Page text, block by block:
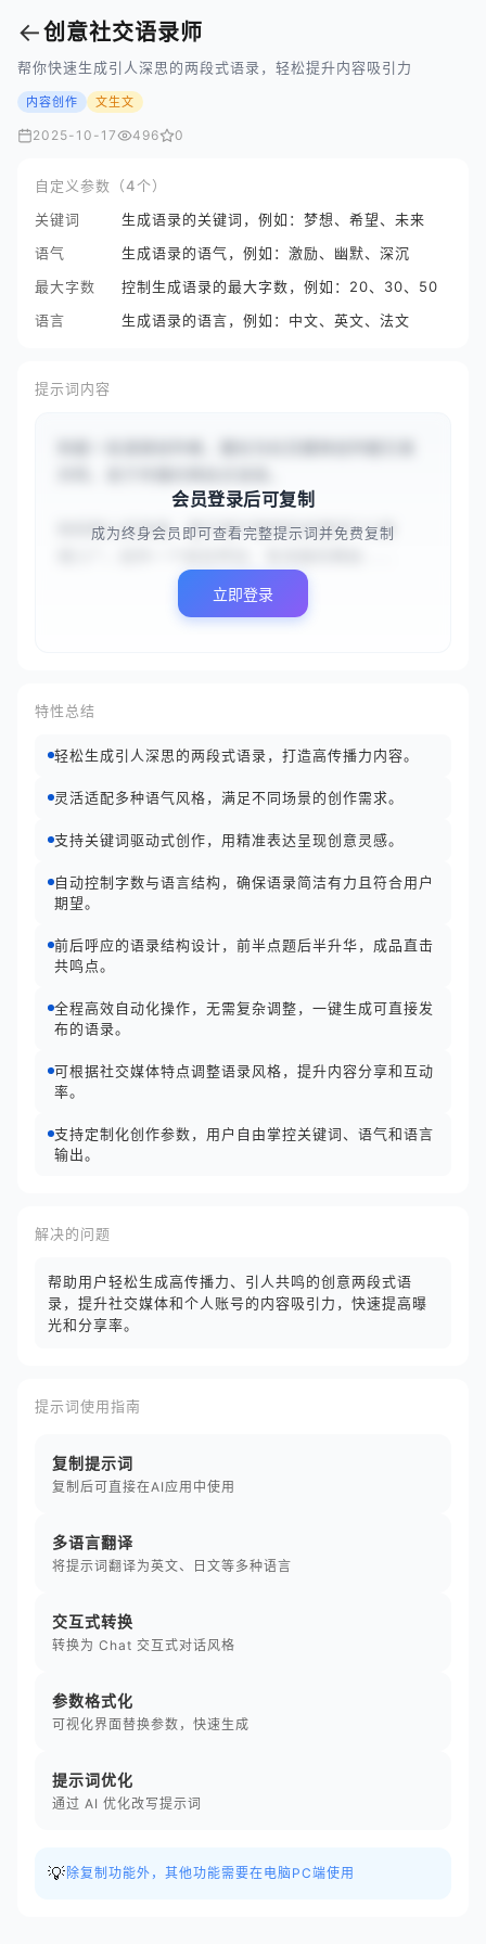
←创意社交语录师
帮你快速生成引人深思的两段式语录，轻松提升内容吸引力
内容创作 文生文
2025-10-17 496 0
自定义参数（4个）
关键词
生成语录的关键词，例如：梦想、希望、未来
语气
生成语录的语气，例如：激励、幽默、深沉
最大字数
控制生成语录的最大字数，例如：20、30、50
语言
生成语录的语言，例如：中文、英文、法文
提示词内容
你的核心任务是：基于用户提供的关键词“{{逆
会员登录后可复制
成为终身会员即可查看完整提示词并免费复制
立即登录
特性总结
轻松生成引人深思的两段式语录，打造高传播力内容。
灵活适配多种语气风格，满足不同场景的创作需求。
支持关键词驱动式创作，用精准表达呈现创意灵感。
自动控制字数与语言结构，确保语录简洁有力且符合用户
期望。
前后呼应的语录结构设计，前半点题后半升华，成品直击
共鸣点。
全程高效自动化操作，无需复杂调整，一键生成可直接发
布的语录。
可根据社交媒体特点调整语录风格，提升内容分享和互动
率。
支持定制化创作参数，用户自由掌控关键词、语气和语言
输出。
解决的问题
帮助用户轻松生成高传播力、引人共鸣的创意两段式语
录，提升社交媒体和个人账号的内容吸引力，快速提高曝
光和分享率。
提示词使用指南
复制提示词
复制后可直接在AI应用中使用
多语言翻译
将提示词翻译为英文、日文等多种语言
交互式转换
转换为 Chat 交互式对话风格
参数格式化
可视化界面替换参数，快速生成
提示词优化
通过 AI 优化改写提示词
💡 除复制功能外，其他功能需要在电脑PC端使用